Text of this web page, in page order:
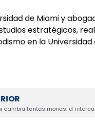
de Miami y
estratégicos,
en la Universidad